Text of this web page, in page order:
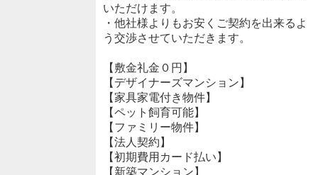
いただけます。
・他社様よりもお安くご契約を出来るよ
う交渉させていただきます。
【敷金礼金０円】
【デザイナーズマンション】
【家具家電付き物件】
【ペット飼育可能】
【ファミリー物件】
【法人契約】
【初期費用カード払い】
【新築マンション】